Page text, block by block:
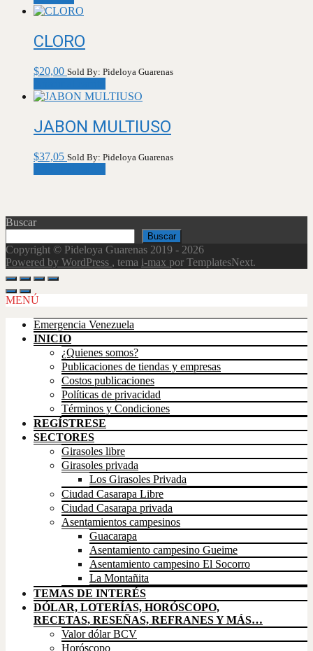
CLORO
$20,00 Sold By: Pideloya Guarenas
JABON MULTIUSO
$37,05 Sold By: Pideloya Guarenas
Buscar
Buscar
Copyright © Pideloya Guarenas 2019 - 2026
Powered by WordPress , tema i-max por TemplatesNext.
Scroll
Up
MENÚ
Emergencia Venezuela
INICIO
¿Quienes somos?
Publicaciones de tiendas y empresas
Costos publicaciones
Políticas de privacidad
Términos y Condiciones
REGÍSTRESE
SECTORES
Girasoles libre
Girasoles privada
Los Girasoles Privada
Ciudad Casarapa Libre
Ciudad Casarapa privada
Asentamientos campesinos
Guacarapa
Asentamiento campesino Gueime
Asentamiento campesino El Socorro
La Montañita
TEMAS DE INTERÉS
DÓLAR, LOTERÍAS, HORÓSCOPO,
RECETAS, RESEÑAS, REFRANES Y MÁS…
Valor dólar BCV
Horóscopo